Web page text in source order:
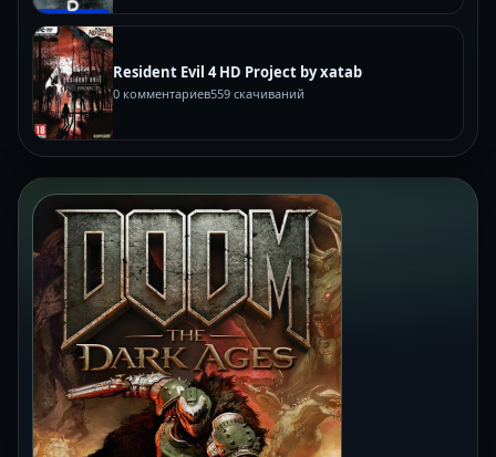
Resident Evil 4 HD Project by xatab
0 комментариев559 скачиваний